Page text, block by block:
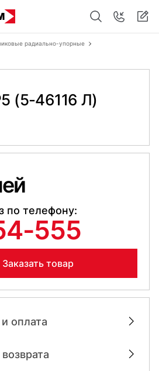
радиально-упорные
(5-46116 Л)
по телефону:
555
Заказать товар
оплата